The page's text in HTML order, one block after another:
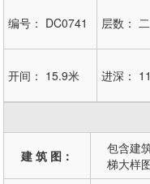
编号： DC0741 层数：
开间： 15.9米 进深：
建 筑 图：
包含建
梯大样